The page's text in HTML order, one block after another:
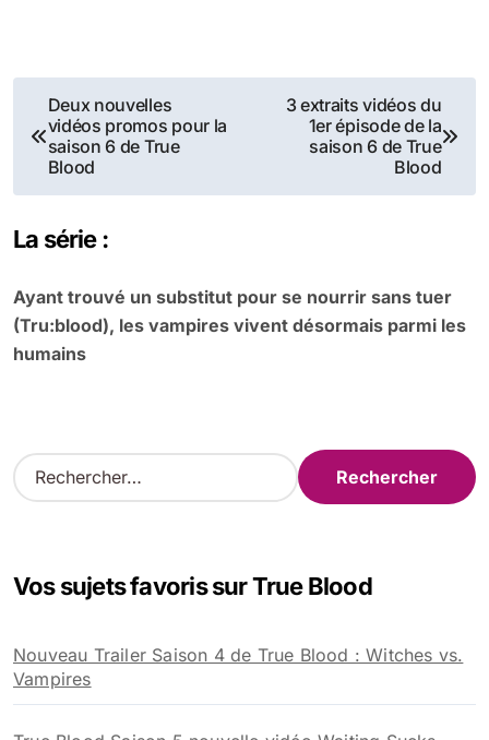
Navigation
de
l’article
Deux nouvelles
vidéos promos pour la
saison 6 de True
Blood
3 extraits vidéos du
1er épisode de la
saison 6 de True
Blood
La série :
Ayant trouvé un substitut pour se nourrir sans tuer
(Tru:blood), les vampires vivent désormais parmi les
humains
R
e
r
e
r
Vos sujets favoris sur True Blood
Nouveau Trailer Saison 4 de True Blood : Witches vs.
Vampires